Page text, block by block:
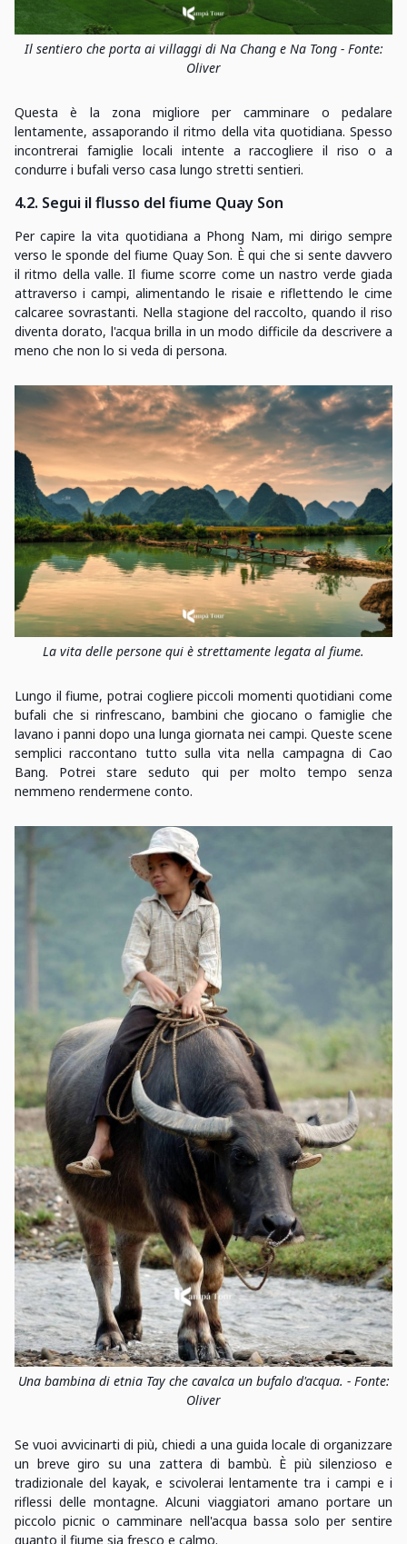
Il sentiero che porta ai villaggi di Na Chang e Na Tong - Fonte:
Oliver
Questa è la zona migliore per camminare o pedalare
lentamente, assaporando il ritmo della vita quotidiana. Spesso
incontrerai famiglie locali intente a raccogliere il riso o a
condurre i bufali verso casa lungo stretti sentieri.
4.2. Segui il flusso del fiume Quay Son
Per capire la vita quotidiana a Phong Nam, mi dirigo sempre
verso le sponde del fiume Quay Son. È qui che si sente davvero
il ritmo della valle. Il fiume scorre come un nastro verde giada
attraverso i campi, alimentando le risaie e riflettendo le cime
calcaree sovrastanti. Nella stagione del raccolto, quando il riso
diventa dorato, l'acqua brilla in un modo difficile da descrivere a
meno che non lo si veda di persona.
La vita delle persone qui è strettamente legata al fiume.
Lungo il fiume, potrai cogliere piccoli momenti quotidiani come
bufali che si rinfrescano, bambini che giocano o famiglie che
lavano i panni dopo una lunga giornata nei campi. Queste scene
semplici raccontano tutto sulla vita nella campagna di Cao
Bang. Potrei stare seduto qui per molto tempo senza
nemmeno rendermene conto.
Una bambina di etnia Tay che cavalca un bufalo d'acqua. - Fonte:
Oliver
Se vuoi avvicinarti di più, chiedi a una guida locale di organizzare
un breve giro su una zattera di bambù. È più silenzioso e
tradizionale del kayak, e scivolerai lentamente tra i campi e i
riflessi delle montagne. Alcuni viaggiatori amano portare un
piccolo picnic o camminare nell'acqua bassa solo per sentire
quanto il fiume sia fresco e calmo.